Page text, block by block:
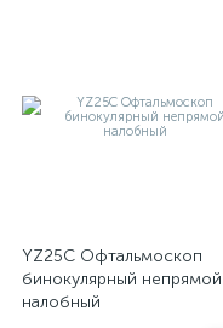
YZ25C Офтальмоскоп
бинокулярный непрямой
налобный